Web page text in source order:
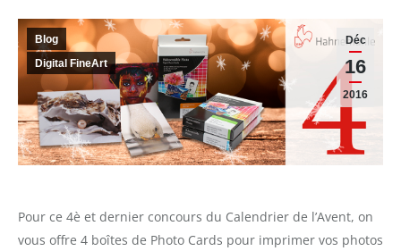
Déc
16
2016
Blog
Digital FineArt
Pour ce 4è et dernier concours du Calendrier de l’Avent, on
vous offre 4 boîtes de Photo Cards pour imprimer vos photos